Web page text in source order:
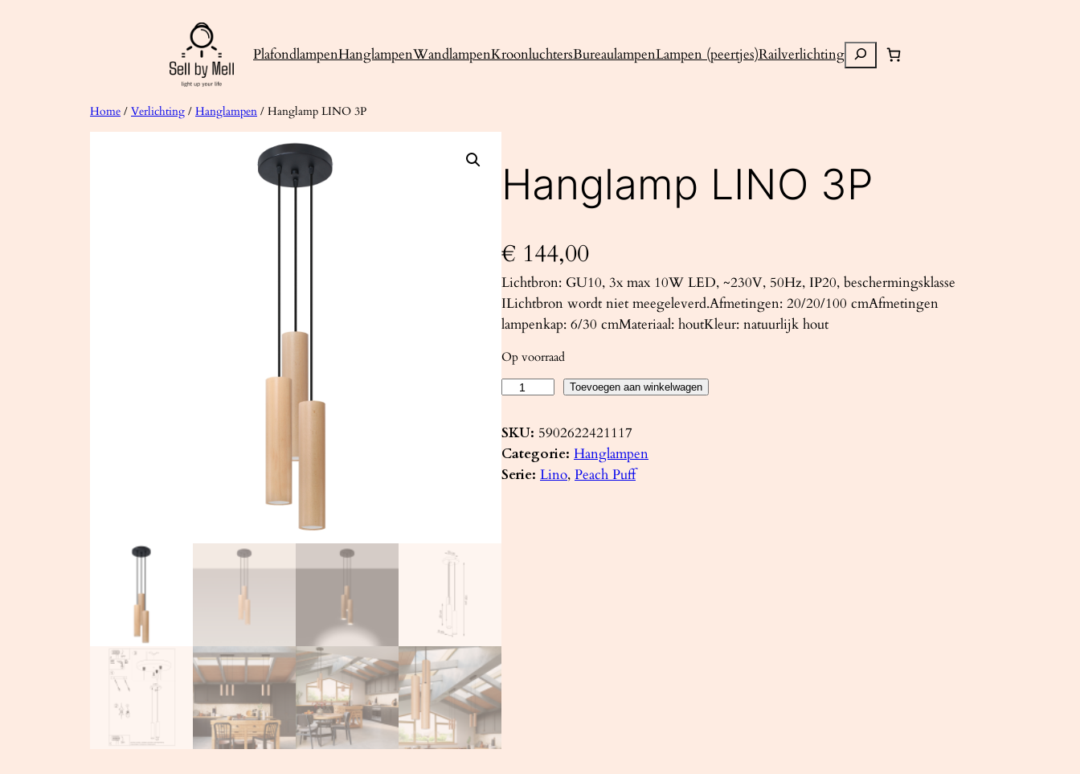
PlafondlampenHanglampenWandlampenKroonluchtersBureaulampenLampen (peertjes)RailverlichtingZoeken
Home / Verlichting / Hanglampen / Hanglamp LINO 3P
Hanglamp LINO 3P
€ 144,00
Lichtbron: GU10, 3x max 10W LED, ~230V, 50Hz, IP20, beschermingsklasse
ILichtbron wordt niet meegeleverd.Afmetingen: 20/20/100 cmAfmetingen
lampenkap: 6/30 cmMateriaal: houtKleur: natuurlijk hout
Op voorraad
n
g
l
P
a
a
n
t
Toevoegen aan winkelwagen
SKU: 5902622421117
Categorie: Hanglampen
Serie: Lino, Peach Puff